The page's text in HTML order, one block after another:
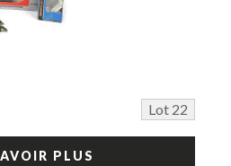
Lot 22
PLUS